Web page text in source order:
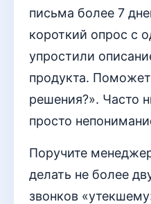
письма более 7
короткий опрос с
упростили
продукта.
решения?». Часто
просто
Поручите
делать не более
звонков